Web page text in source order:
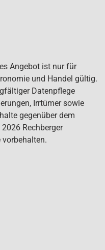
Angebot ist nur für
und Handel gültig.
Datenpflege
Irrtümer sowie
gegenüber dem
Rechberger
vorbehalten.